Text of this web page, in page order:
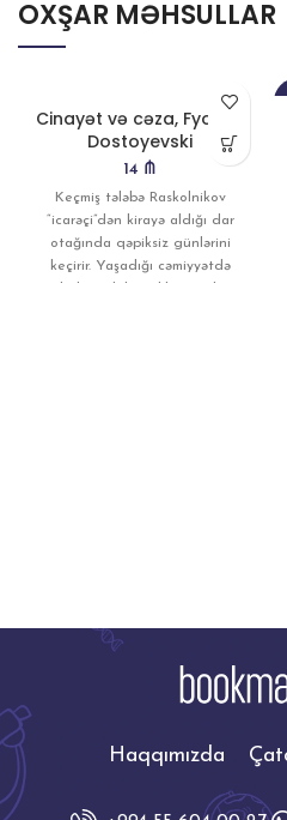
OXŞAR MƏHSULLAR
Cinayət və cəza, Fyodor
Dostoyevski
14 ₼
Keçmiş tələbə Raskolnikov
“icarəçi”dən kirayə aldığı dar
otağında qəpiksiz günlərini
keçirir. Yaşadığı cəmiyyətdə
Haqqımızda